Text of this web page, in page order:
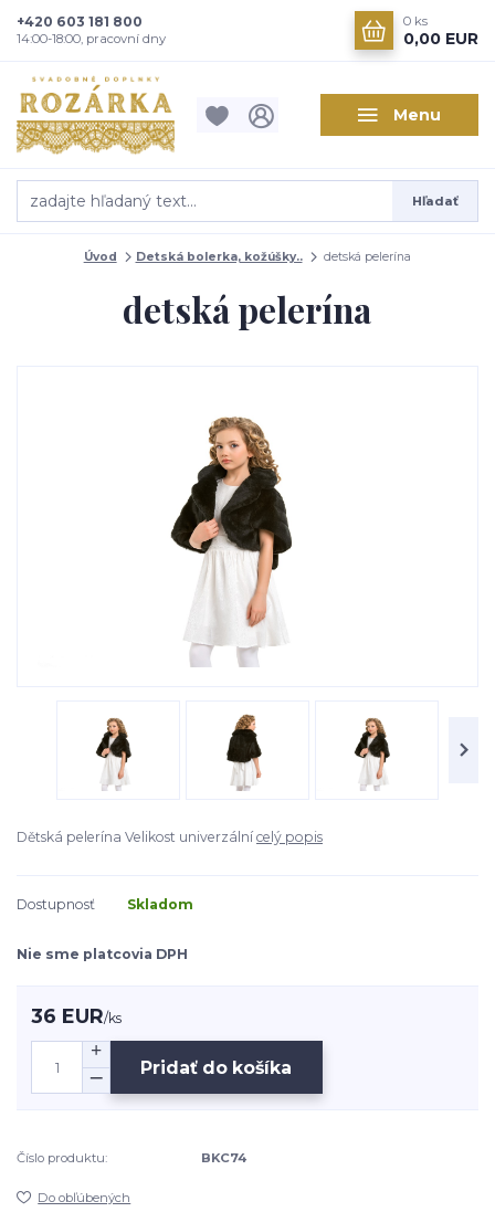
Menu
Hľadať
+420 603 181 800
14:00-18:00, pracovní dny
0 ks
0,00 EUR
Úvod Detská bolerka, kožúšky.. detská pelerína
detská pelerína
Dětská pelerína Velikost univerzální celý popis
Dostupnosť Skladom
Nie sme platcovia DPH
36 EUR/ks
Pridať do košíka
Číslo produktu: BKC74
Do obľúbených